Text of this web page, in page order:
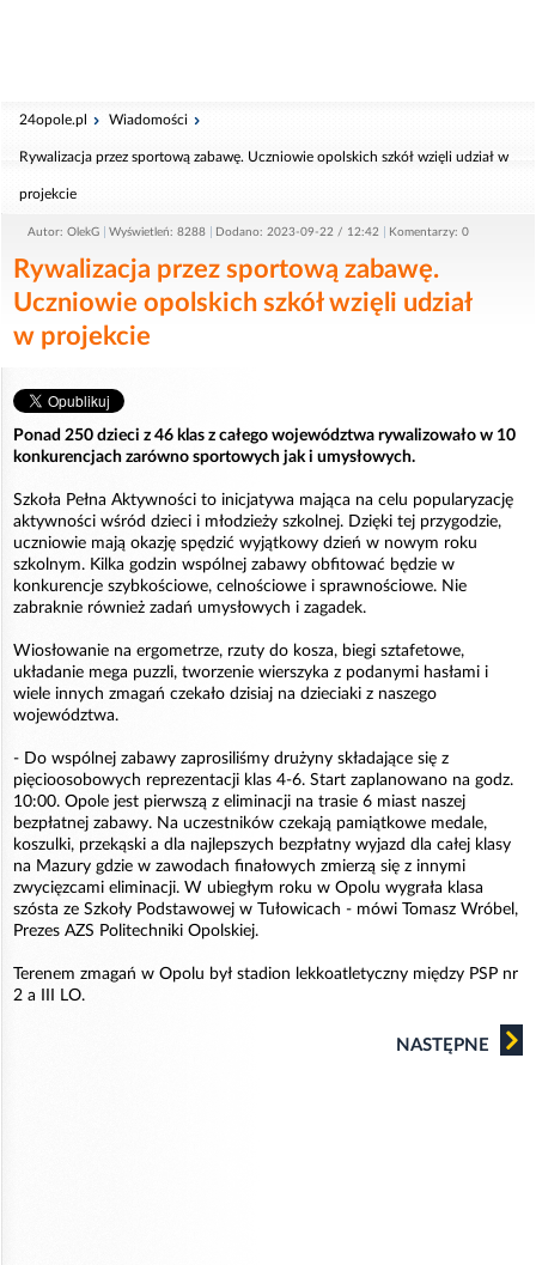
24opole.pl Wiadomości
Rywalizacja przez sportową zabawę. Uczniowie opolskich szkół wzięli udział w
projekcie
Autor: OlekG Wyświetleń: 8288 Dodano: 2023-09-22 / 12:42 Komentarzy: 0
Rywalizacja przez sportową zabawę.
Uczniowie opolskich szkół wzięli udział
w projekcie
Ponad 250 dzieci z 46 klas z całego województwa rywalizowało w 10
konkurencjach zarówno sportowych jak i umysłowych.
Szkoła Pełna Aktywności to inicjatywa mająca na celu popularyzację
aktywności wśród dzieci i młodzieży szkolnej. Dzięki tej przygodzie,
uczniowie mają okazję spędzić wyjątkowy dzień w nowym roku
szkolnym. Kilka godzin wspólnej zabawy obfitować będzie w
konkurencje szybkościowe, celnościowe i sprawnościowe. Nie
zabraknie również zadań umysłowych i zagadek.
Wiosłowanie na ergometrze, rzuty do kosza, biegi sztafetowe,
układanie mega puzzli, tworzenie wierszyka z podanymi hasłami i
wiele innych zmagań czekało dzisiaj na dzieciaki z naszego
województwa.
- Do wspólnej zabawy zaprosiliśmy drużyny składające się z
pięcioosobowych reprezentacji klas 4-6. Start zaplanowano na godz.
10:00. Opole jest pierwszą z eliminacji na trasie 6 miast naszej
bezpłatnej zabawy. Na uczestników czekają pamiątkowe medale,
koszulki, przekąski a dla najlepszych bezpłatny wyjazd dla całej klasy
na Mazury gdzie w zawodach finałowych zmierzą się z innymi
zwycięzcami eliminacji. W ubiegłym roku w Opolu wygrała klasa
szósta ze Szkoły Podstawowej w Tułowicach - mówi Tomasz Wróbel,
Prezes AZS Politechniki Opolskiej.
Terenem zmagań w Opolu był stadion lekkoatletyczny między PSP nr
2 a III LO.
NASTĘPNE